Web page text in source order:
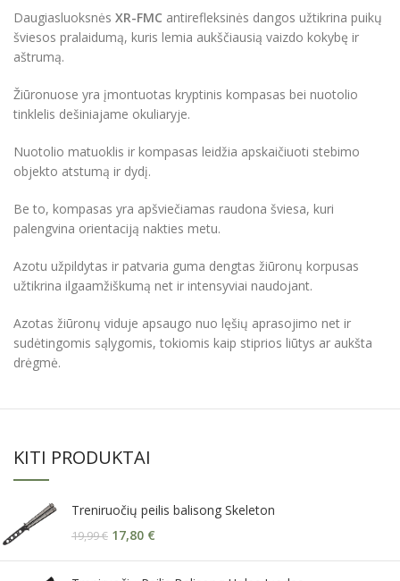
Daugiasluoksnės XR-FMC antirefleksinės dangos užtikrina puikų
šviesos pralaidumą, kuris lemia aukščiausią vaizdo kokybę ir
aštrumą.
Žiūronuose yra įmontuotas kryptinis kompasas bei nuotolio
tinklelis dešiniajame okuliaryje.
Nuotolio matuoklis ir kompasas leidžia apskaičiuoti stebimo
objekto atstumą ir dydį.
Be to, kompasas yra apšviečiamas raudona šviesa, kuri
palengvina orientaciją nakties metu.
Azotu užpildytas ir patvaria guma dengtas žiūronų korpusas
užtikrina ilgaamžiškumą net ir intensyviai naudojant.
Azotas žiūronų viduje apsaugo nuo lęšių aprasojimo net ir
sudėtingomis sąlygomis, tokiomis kaip stiprios liūtys ar aukšta
drėgmė.
KITI PRODUKTAI
Treniruočių peilis balisong Skeleton
19,99€ 17,80 €